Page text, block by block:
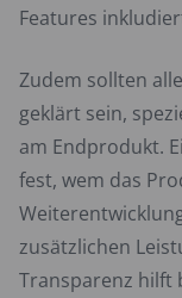
Features
Zudem sollten
geklärt sein,
am Endprodukt.
fest, wem das
zusätzlichen
Transparenz hilft